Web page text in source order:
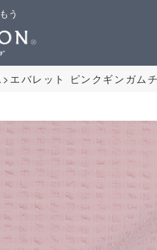
う
エバレット ピンクギンガム